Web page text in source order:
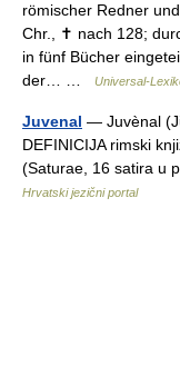
römischer Redner
Chr., ✝ nach 128;
in fünf Bücher
der… …
Universal-
Juvenal — Juvènal
DEFINICIJA rimski
(Saturae, 16 satira u
Hrvatski jezični portal